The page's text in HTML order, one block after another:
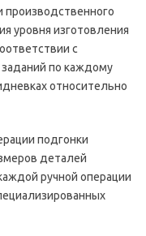
производственного
уровня изготовления
с
по каждому
относительно
подгонки
деталей
ручной операции